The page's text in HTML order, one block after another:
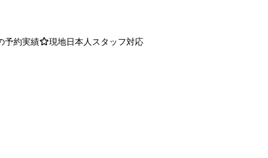
予約実績 現地日本人スタッフ対応